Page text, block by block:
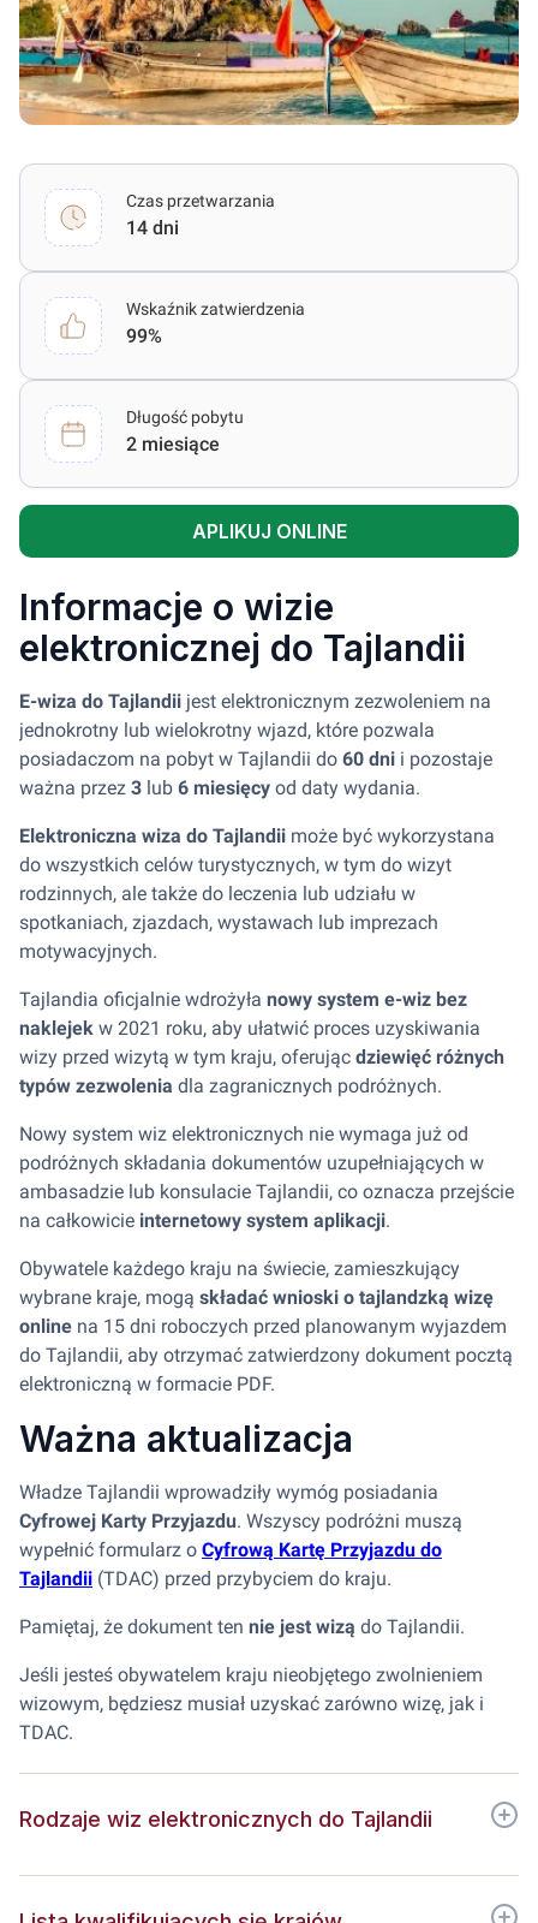
Czas przetwarzania
14 dni
Wskaźnik zatwierdzenia
99%
Długość pobytu
2 miesiące
APLIKUJ ONLINE
Informacje o wizie
elektronicznej do Tajlandii
E-wiza do Tajlandii jest elektronicznym zezwoleniem na
jednokrotny lub wielokrotny wjazd, które pozwala
posiadaczom na pobyt w Tajlandii do 60 dni i pozostaje
ważna przez 3 lub 6 miesięcy od daty wydania.
Elektroniczna wiza do Tajlandii może być wykorzystana
do wszystkich celów turystycznych, w tym do wizyt
rodzinnych, ale także do leczenia lub udziału w
spotkaniach, zjazdach, wystawach lub imprezach
motywacyjnych.
Tajlandia oficjalnie wdrożyła nowy system e-wiz bez
naklejek w 2021 roku, aby ułatwić proces uzyskiwania
wizy przed wizytą w tym kraju, oferując dziewięć różnych
typów zezwolenia dla zagranicznych podróżnych.
Nowy system wiz elektronicznych nie wymaga już od
podróżnych składania dokumentów uzupełniających w
ambasadzie lub konsulacie Tajlandii, co oznacza przejście
na całkowicie internetowy system aplikacji.
Obywatele każdego kraju na świecie, zamieszkujący
wybrane kraje, mogą składać wnioski o tajlandzką wizę
online na 15 dni roboczych przed planowanym wyjazdem
do Tajlandii, aby otrzymać zatwierdzony dokument pocztą
elektroniczną w formacie PDF.
Ważna aktualizacja
Władze Tajlandii wprowadziły wymóg posiadania
Cyfrowej Karty Przyjazdu. Wszyscy podróżni muszą
wypełnić formularz o Cyfrową Kartę Przyjazdu do
Tajlandii (TDAC) przed przybyciem do kraju.
Pamiętaj, że dokument ten nie jest wizą do Tajlandii.
Jeśli jesteś obywatelem kraju nieobjętego zwolnieniem
wizowym, będziesz musiał uzyskać zarówno wizę, jak i
TDAC.
Rodzaje wiz elektronicznych do Tajlandii